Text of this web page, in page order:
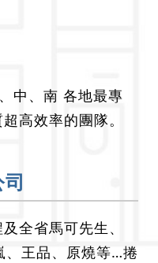
中、南 各地最專
高效率的團隊。
全省馬可先生、
、王品、原燒等…捲